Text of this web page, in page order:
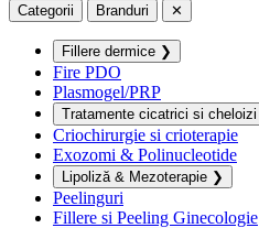
Categorii Branduri ✕
Fillere dermice ❯
Fire PDO
Plasmogel/PRP
Tratamente cicatrici si cheloizi
Criochirurgie si crioterapie
Exozomi & Polinucleotide
Lipoliză & Mezoterapie ❯
Peelinguri
Fillere si Peeling Ginecologie